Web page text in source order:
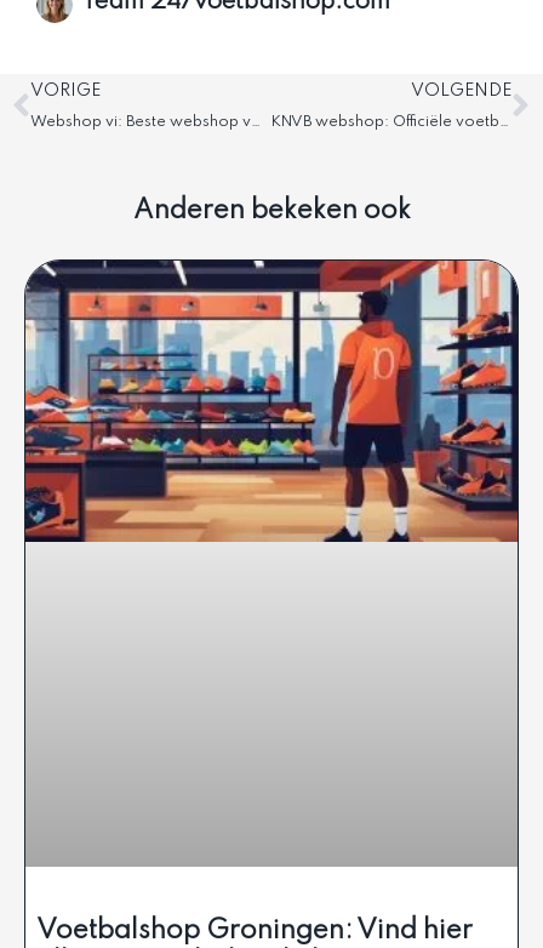
Vorige
VORIGE
Webshop vi: Beste webshop voor VI merchandise
VOLGENDE
KNVB webshop: Officiële voetbalartikelen online
Anderen bekeken ook
Voetbalshop Groningen: Vind hier